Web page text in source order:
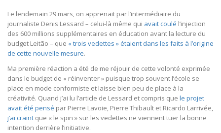
Le lendemain 29 mars, on apprenait par l’intermédiaire du
journaliste Denis Lessard – celui-là même qui avait coulé l’injection
des 600 millions supplémentaires en éducation avant la lecture du
budget Leitão – que « trois vedettes » étaient dans les faits à l’origine
de cette nouvelle mesure.
Ma première réaction a été de me réjouir de cette volonté exprimée
dans le budget de « réinventer » puisque trop souvent l’école se
place en mode conformiste et laisse bien peu de place à la
créativité. Quand j’ai lu l’article de Lessard et compris que le projet
avait été pensé par Pierre Lavoie, Pierre Thibault et Ricardo Larrivée,
j’ai craint que « le spin » sur les vedettes ne viennent tuer la bonne
intention derrière l’initiative.